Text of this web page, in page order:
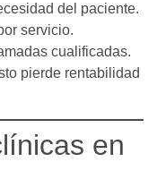
del paciente.
servicio.
cualificadas.
pierde rentabilidad
en